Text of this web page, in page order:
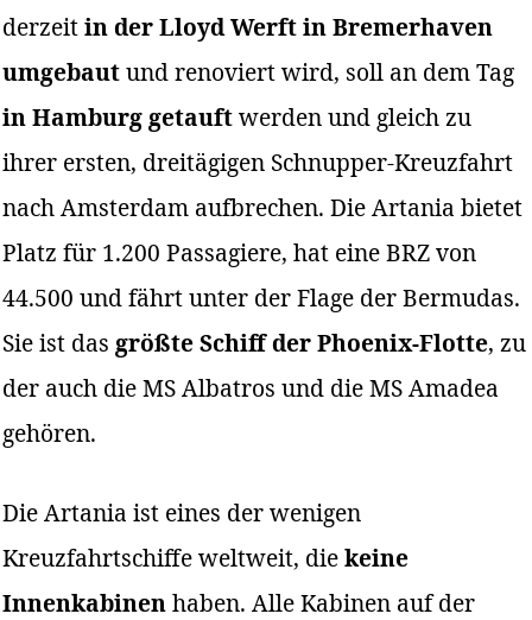
derzeitin der Lloyd Werft in Bremerhaven
umgebautund renoviert wird, soll an dem Tag
in Hamburg getauftwerden und gleich zu
ihrer ersten, dreitägigen Schnupper-Kreuzfahrt
nach Amsterdam aufbrechen. Die Artania bietet
Platz für 1.200 Passagiere, hat eine BRZ von
44.500 und fährt unter der Flage der Bermudas.
Sie ist das größte Schiff der Phoenix-Flotte, zu
der auch die MS Albatros und die MS Amadea
gehören.
Die Artania ist eines der wenigen
Kreuzfahrtschiffe weltweit, diekeine
Innenkabinenhaben. Alle Kabinen auf der